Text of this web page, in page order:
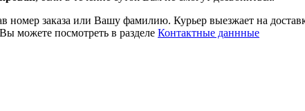
номер заказа или Вашу фамилию. Курьер выезжает на
можете посмотреть в разделе Контактные даннные